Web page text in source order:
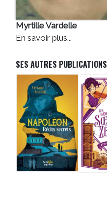
Myrtille Vardelle
En savoir plus...
SES AUTRES PUBLICATIONS